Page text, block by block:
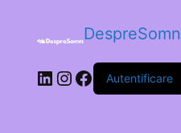
DespreSomn
Autentificare